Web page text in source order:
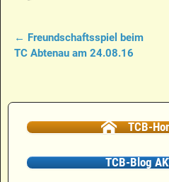
Artikelnavigation
← Freundschaftsspiel beim
TC Abtenau am 24.08.16
TCB-
TCB-Blog